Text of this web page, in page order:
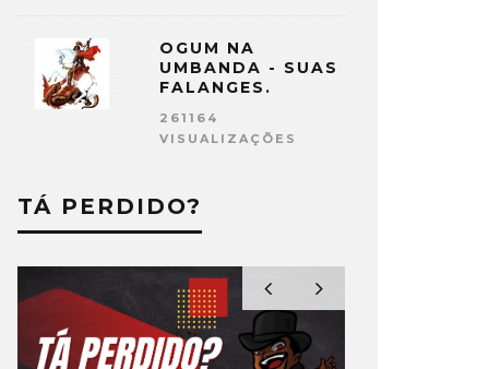
OGUM NA
UMBANDA - SUAS
FALANGES.
261164
VISUALIZAÇÕES
TÁ PERDIDO?